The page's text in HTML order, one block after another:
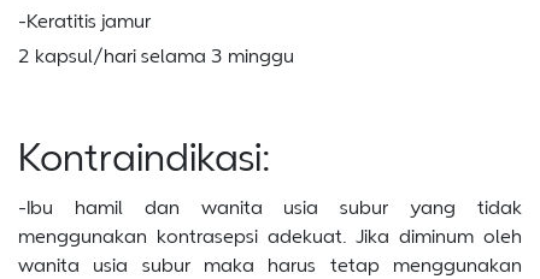
-Keratitis jamur
2 kapsul/hari selama 3 minggu
Kontraindikasi:
-Ibu hamil dan wanita usia subur yang tidak
menggunakan kontrasepsi adekuat. Jika diminum oleh
wanita usia subur maka harus tetap menggunakan